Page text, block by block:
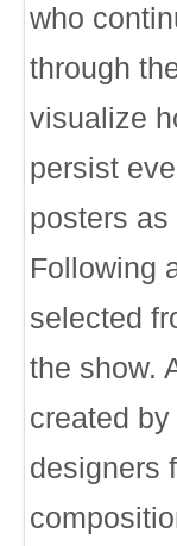
who
through
visualize
persist
posters
Following
selected
the show.
created
designers